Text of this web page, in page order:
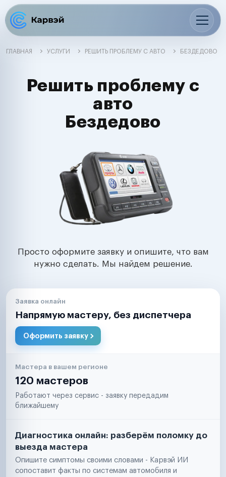
ГЛАВНАЯ УСЛУГИ РЕШИТЬ ПРОБЛЕМУ С АВТО БЕЗДЕДОВО
Решить проблему с
авто
Бездедово
Просто оформите заявку и опишите, что вам
нужно сделать. Мы найдем решение.
Заявка онлайн
Напрямую мастеру, без диспетчера
Оформить заявку
Мастера в вашем регионе
120 мастеров
Работают через сервис - заявку передадим
ближайшему
Диагностика онлайн: разберём поломку до
выезда мастера
Опишите симптомы своими словами - Карвэй ИИ
сопоставит факты по системам автомобиля и